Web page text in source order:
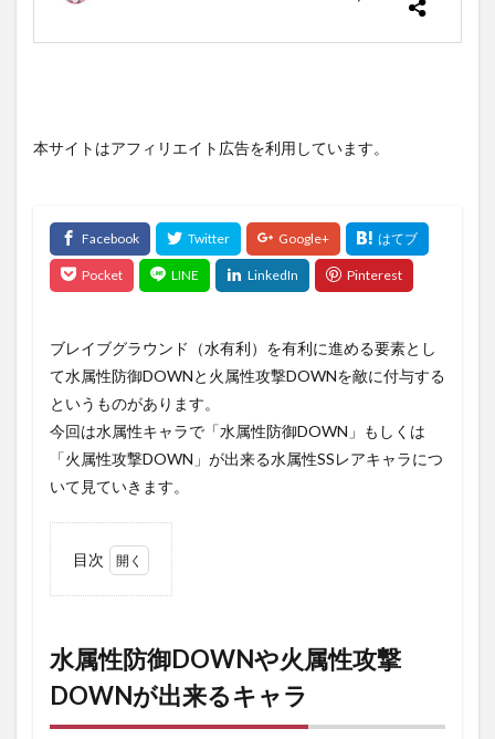
本サイトはアフィリエイト広告を利用しています。
ブレイブグラウンド（水有利）を有利に進める要素とし
て水属性防御DOWNと火属性攻撃DOWNを敵に付与する
というものがあります。
今回は水属性キャラで「水属性防御DOWN」もしくは
「火属性攻撃DOWN」が出来る水属性SSレアキャラにつ
いて見ていきます。
目次
DOWN
や火属
性攻撃
DOWN
が出来
水属性防御DOWNや火属性攻撃
DOWNが出来るキャラ